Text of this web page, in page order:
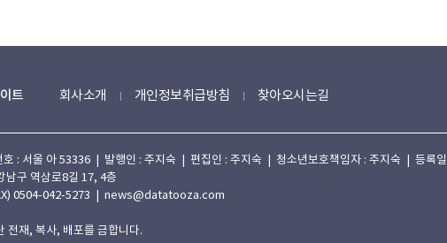
트 회사소개 개인정보취급방침 찾아오시는길
: 서울 아 53336 | 발행인 : 주지숙 | 편집인 : 주지숙 | 청소년보호책임자 : 주지숙 | 등록
구 역삼로8길 17, 4층
0504-042-5273 | news@datatooza.com
전재, 복사, 배포를 금합니다.